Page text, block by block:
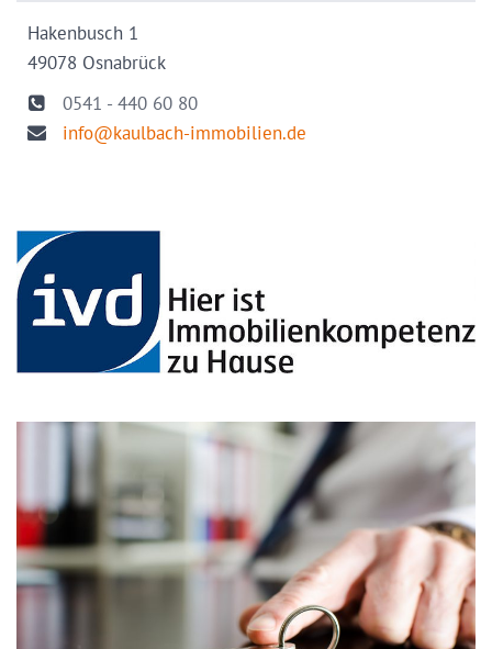
Hakenbusch 1
49078 Osnabrück
0541 - 440 60 80
info@kaulbach-immobilien.de